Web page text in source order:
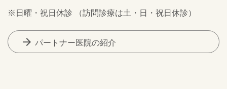
※日曜・祝日休診 （訪問診療は土・日・祝日休診）
arrow_forward パートナー医院の紹介